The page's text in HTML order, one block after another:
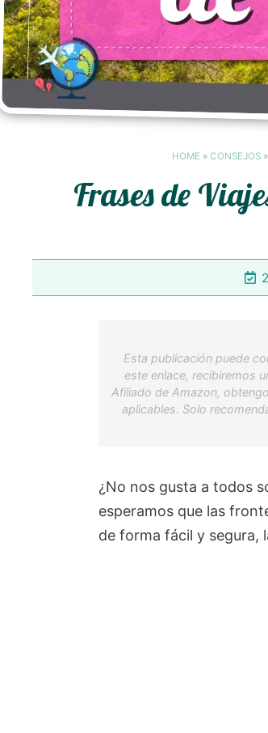
HOME »CONSEJOS »
Frases de
Esta publicación puede
este enlace, recibiremos
Afiliado de Amazon,
aplicables. Solo
¿No nos gusta a todos
esperamos que las
de forma fácil y segura,